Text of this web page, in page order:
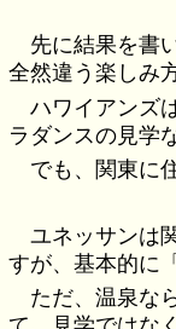
先に結果を書
全然違う楽しみ
ハワイアンズ
ラダンスの見学
でも、関東に
ユネッサンは
すが、基本的に
ただ、温泉な